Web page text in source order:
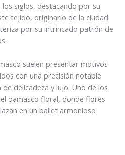
siglos, destacando por su
tejido, originario de la ciudad
por su intrincado patrón de
suelen presentar motivos
con una precisión notable
delicadeza y lujo. Uno de los
damasco floral, donde flores
en un ballet armonioso